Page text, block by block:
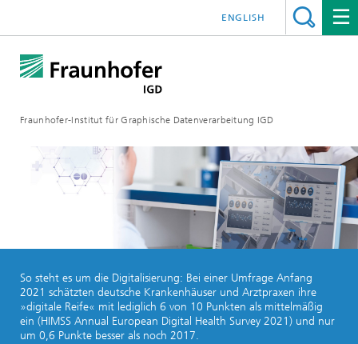
Fraunhofer-Institut für Graphische Datenverarbeitung IGD
ENGLISH
So steht es um die Digitalisierung: Bei einer Umfrage Anfang
2021 schätzten deutsche Krankenhäuser und Arztpraxen ihre
»digitale Reife« mit lediglich 6 von 10 Punkten als mittelmäßig
ein (HIMSS Annual European Digital Health Survey 2021) und nur
um 0,6 Punkte besser als noch 2017.